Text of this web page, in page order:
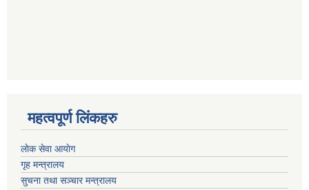
महत्वपूर्ण लिंकहरु
लाेक सेवा आयाेग
गृह मन्त्रालय
सुचना तथा सञ्चार मन्त्रालय